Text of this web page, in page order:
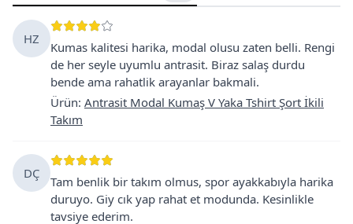
HZ
Kumas kalitesi harika, modal olusu zaten belli. Rengi
de her seyle uyumlu antrasit. Biraz salaş durdu
bende ama rahatlik arayanlar bakmali.
Ürün: Antrasit Modal Kumaş V Yaka Tshirt Şort İkili
Takım
DÇ
Tam benlik bir takım olmus, spor ayakkabıyla harika
duruyo. Giy cık yap rahat et modunda. Kesinlikle
tavsiye ederim.